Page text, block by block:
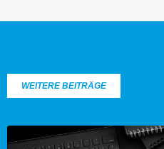
WEITERE BEITRÄGE